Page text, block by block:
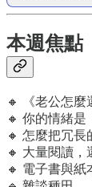
本週焦點
🔸 《老公怎
🔸 你的情緒是
🔸 怎麼把冗長
🔸 大量閱讀，
🔸 電子書與紙